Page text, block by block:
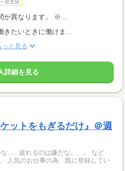
部支給
が異なります。 ※...
きたいときに働けま...
っと見る
詳細を見る
ットをもぎるだけ』＠週